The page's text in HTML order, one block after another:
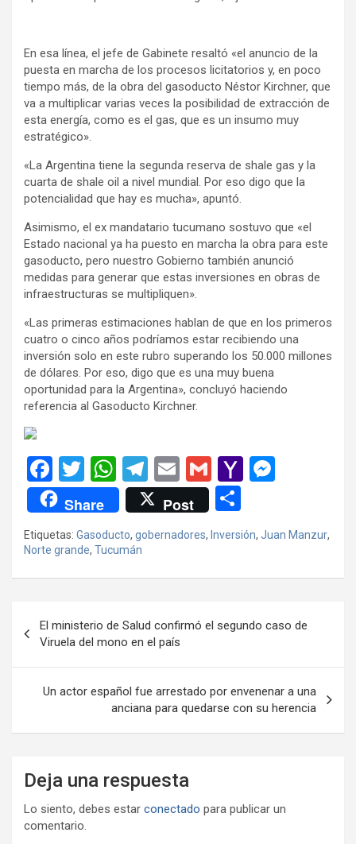
En esa línea, el jefe de Gabinete resaltó «el anuncio de la
puesta en marcha de los procesos licitatorios y, en poco
tiempo más, de la obra del gasoducto Néstor Kirchner, que
va a multiplicar varias veces la posibilidad de extracción de
esta energía, como es el gas, que es un insumo muy
estratégico».
«La Argentina tiene la segunda reserva de shale gas y la
cuarta de shale oil a nivel mundial. Por eso digo que la
potencialidad que hay es mucha», apuntó.
Asimismo, el ex mandatario tucumano sostuvo que «el
Estado nacional ya ha puesto en marcha la obra para este
gasoducto, pero nuestro Gobierno también anunció
medidas para generar que estas inversiones en obras de
infraestructuras se multipliquen».
«Las primeras estimaciones hablan de que en los primeros
cuatro o cinco años podríamos estar recibiendo una
inversión solo en este rubro superando los 50.000 millones
de dólares. Por eso, digo que es una muy buena
oportunidad para la Argentina», concluyó haciendo
referencia al Gasoducto Kirchner.
F
a
ce
b
o
k
T
wi
tt
er
W
h
at
s
A
p
T
el
e
gr
a
E
m
ail
G
m
ail
Y
o
o
ail
n
g
Share Post
o
m
p
tir
Etiquetas: Gasoducto, gobernadores, Inversión, Juan Manzur,
Norte grande, Tucumán
de
entradas
El ministerio de Salud confirmó el segundo caso de
Viruela del mono en el país
Un actor español fue arrestado por envenenar a una
anciana para quedarse con su herencia
Deja una respuesta
Lo siento, debes estar conectado para publicar un
comentario.